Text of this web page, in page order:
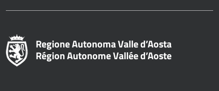
Regione Autonoma Valle d’Aosta
Région Autonome Vallée d’Aoste